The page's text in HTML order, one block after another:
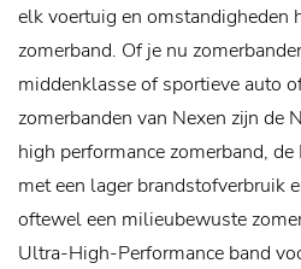
elk voertuig en omstandigheden
zomerband. Of je nu
middenklasse of sportieve auto
zomerbanden van Nexen zijn de
high performance zomerband,
met een lager brandstofverbruik
oftewel een milieubewuste
Ultra-High-Performance band